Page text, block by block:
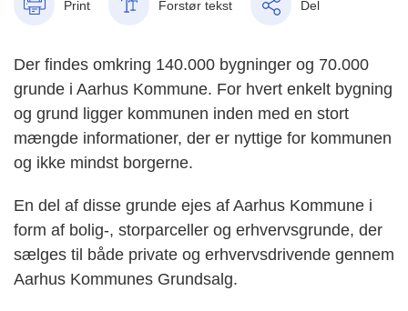
Print Forstør tekst Del
Der findes omkring 140.000 bygninger og 70.000
grunde i Aarhus Kommune. For hvert enkelt bygning
og grund ligger kommunen inden med en stort
mængde informationer, der er nyttige for kommunen
og ikke mindst borgerne.
En del af disse grunde ejes af Aarhus Kommune i
form af bolig-, storparceller og erhvervsgrunde, der
sælges til både private og erhvervsdrivende gennem
Aarhus Kommunes Grundsalg.